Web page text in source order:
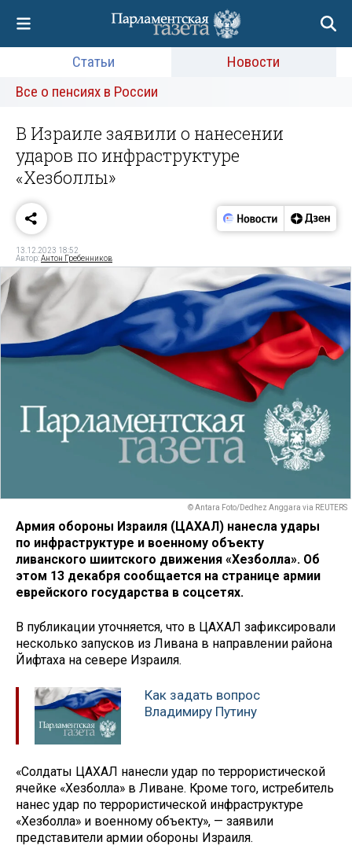
Статьи
Новости
Все о пенсиях в России
В Израиле заявили о нанесении
ударов по инфраструктуре
«Хезболлы»
13.12.2023 18:52
Автор:Антон Гребенников
© Antara Foto/Dedhez Anggara via REUTERS
Армия обороны Израиля (ЦАХАЛ) нанесла удары
по инфраструктуре и военному объекту
ливанского шиитского движения «Хезболла». Об
этом 13 декабря сообщается на странице армии
еврейского государства в соцсетях.
В публикации уточняется, что в ЦАХАЛ зафиксировали
несколько запусков из Ливана в направлении района
Йифтаха на севере Израиля.
Как задать вопрос
Владимиру Путину
«Солдаты ЦАХАЛ нанесли удар по террористической
ячейке «Хезболла» в Ливане. Кроме того, истребитель
нанес удар по террористической инфраструктуре
«Хезболла» и военному объекту», — заявили
представители армии обороны Израиля.